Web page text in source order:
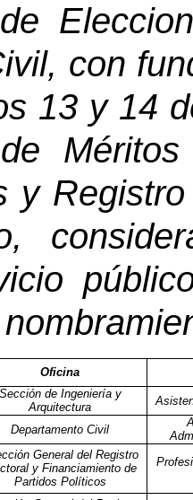
con
13 y 14
y
Oficina
Sección de Ingeniería y
Arquitectura
Departamento Civil
General del Registro
y Financiamiento de
Partidos Políticos